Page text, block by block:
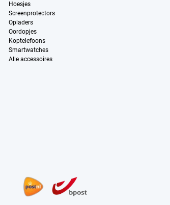
Hoesjes
Screenprotectors
Opladers
Oordopjes
Koptelefoons
Smartwatches
Alle accessoires